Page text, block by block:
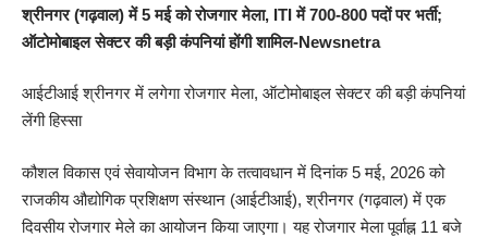
श्रीनगर (गढ़वाल) में 5 मई को रोजगार मेला, ITI में 700-800 पदों पर भर्ती;
ऑटोमोबाइल सेक्टर की बड़ी कंपनियां होंगी शामिल-Newsnetra
आईटीआई श्रीनगर में लगेगा रोजगार मेला, ऑटोमोबाइल सेक्टर की बड़ी कंपनियां
लेंगी हिस्सा
कौशल विकास एवं सेवायोजन विभाग के तत्वावधान में दिनांक 5 मई, 2026 को
राजकीय औद्योगिक प्रशिक्षण संस्थान (आईटीआई), श्रीनगर (गढ़वाल) में एक
दिवसीय रोजगार मेले का आयोजन किया जाएगा। यह रोजगार मेला पूर्वाह्न 11 बजे